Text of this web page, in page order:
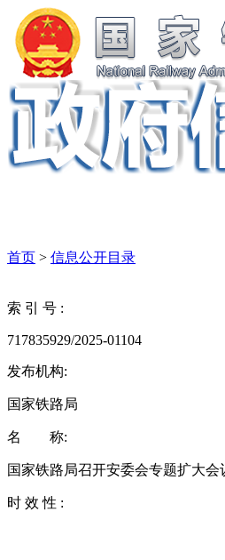
首页 > 信息公开目录
索 引 号 :
717835929/2025-01104
发布机构:
国家铁路局
名 称:
国家铁路局召开安委会专题扩大
时 效 性 :